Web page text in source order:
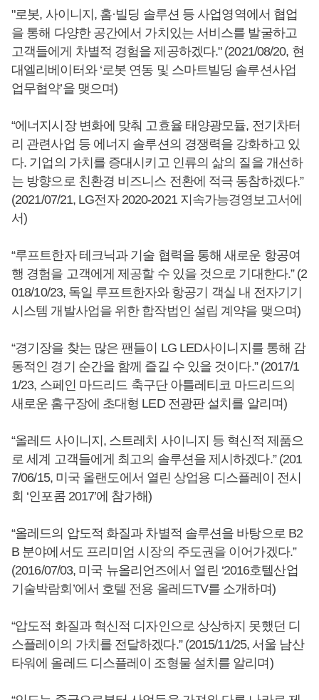
"로봇, 사이니지, 홈·빌딩 솔루션 등 사업영역에서 협업
을 통해 다양한 공간에서 가치있는 서비스를 발굴하고
고객들에게 차별적 경험을 제공하겠다." (2021/08/20, 현
대엘리베이터와 ‘로봇 연동 및 스마트빌딩 솔루션사업
업무협약’을 맺으며)
“에너지시장 변화에 맞춰 고효율 태양광모듈, 전기차터
리 관련사업 등 에너지 솔루션의 경쟁력을 강화하고 있
다. 기업의 가치를 증대시키고 인류의 삶의 질을 개선하
는 방향으로 친환경 비즈니스 전환에 적극 동참하겠다.”
(2021/07/21, LG전자 2020-2021 지속가능경영보고서에
서)
“루프트한자 테크닉과 기술 협력을 통해 새로운 항공여
행 경험을 고객에게 제공할 수 있을 것으로 기대한다.” (2
018/10/23, 독일 루프트한자와 항공기 객실 내 전자기기
시스템 개발사업을 위한 합작법인 설립 계약을 맺으며)
“경기장을 찾는 많은 팬들이 LG LED사이니지를 통해 감
동적인 경기 순간을 함께 즐길 수 있을 것이다.” (2017/1
1/23, 스페인 마드리드 축구단 아틀레티코 마드리드의
새로운 홈구장에 초대형 LED 전광판 설치를 알리며)
“올레드 사이니지, 스트레치 사이니지 등 혁신적 제품으
로 세계 고객들에게 최고의 솔루션을 제시하겠다.” (201
7/06/15, 미국 올랜도에서 열린 상업용 디스플레이 전시
회 ‘인포콤 2017’에 참가해)
“올레드의 압도적 화질과 차별적 솔루션을 바탕으로 B2
B 분야에서도 프리미엄 시장의 주도권을 이어가겠다.”
(2016/07/03, 미국 뉴올리언즈에서 열린 ‘2016호텔산업
기술박람회’에서 호텔 전용 올레드TV를 소개하며)
“압도적 화질과 혁신적 디자인으로 상상하지 못했던 디
스플레이의 가치를 전달하겠다.” (2015/11/25, 서울 남산
타워에 올레드 디스플레이 조형물 설치를 알리며)